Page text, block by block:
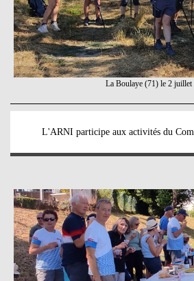
La Boulaye (71) le 2 juillet
L'ARNI participe aux activités du